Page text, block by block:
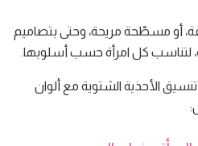
أو مسطّحة مريحة، وحتى بتصاميم
لتناسب كل امرأة حسب أسلوبها.
الأحذية الشتوية مع ألوان